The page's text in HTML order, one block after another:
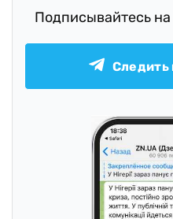
Подписывайтесь
Следить